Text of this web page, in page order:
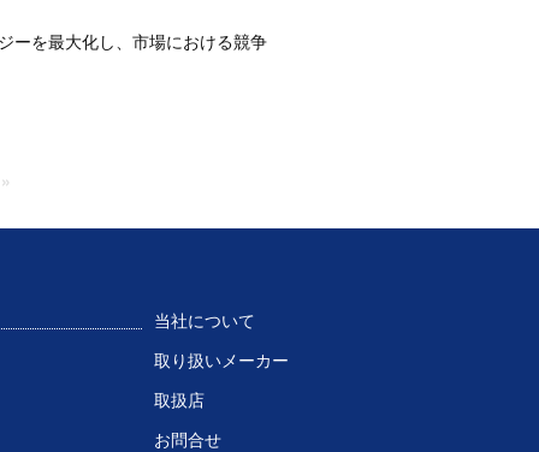
ーを最大化し、市場における競争
当社について
取り扱いメーカー
取扱店
お問合せ